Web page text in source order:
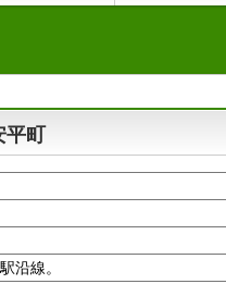
平町
沿線。